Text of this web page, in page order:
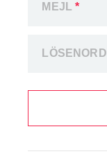
MEJL*
LÖSENORD